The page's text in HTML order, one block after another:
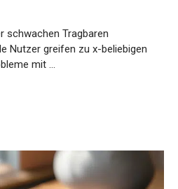
schwachen Tragbaren
Nutzer greifen zu x-beliebigen
mit …